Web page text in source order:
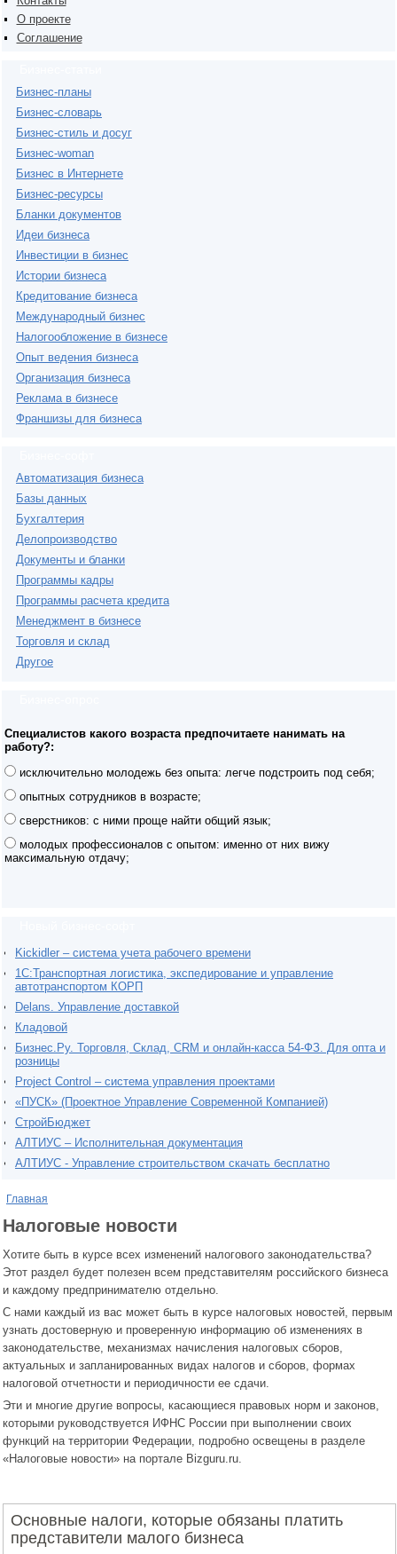
О проекте
Соглашение
Бизнес-планы
Бизнес-словарь
Бизнес-стиль и досуг
Бизнес-woman
Бизнес в Интернете
Бизнес-ресурсы
Бланки документов
Идеи бизнеса
Инвестиции в бизнес
Истории бизнеса
Кредитование бизнеса
Международный бизнес
Налогообложение в бизнесе
Опыт ведения бизнеса
Организация бизнеса
Реклама в бизнесе
Франшизы для бизнеса
Автоматизация бизнеса
Базы данных
Бухгалтерия
Делопроизводство
Документы и бланки
Программы кадры
Программы расчета кредита
Менеджмент в бизнесе
Торговля и склад
Другое
Специалистов какого возраста предпочитаете нанимать на
работу?:
исключительно молодежь без опыта: легче подстроить под себя;
опытных сотрудников в возрасте;
сверстников: с ними проще найти общий язык;
молодых профессионалов с опытом: именно от них вижу
максимальную отдачу;
Kickidler – система учета рабочего времени
1С:Транспортная логистика, экспедирование и управление
автотранспортом КОРП
Delans. Управление доставкой
Кладовой
Бизнес.Ру. Торговля, Склад, CRM и онлайн-касса 54-ФЗ. Для опта и
розницы
Project Сontrol – система управления проектами
«ПУСК» (Проектное Управление Современной Компанией)
СтройБюджет
АЛТИУС – Исполнительная документация
АЛТИУС - Управление строительством скачать бесплатно
Главная
Налоговые новости
Хотите быть в курсе всех изменений налогового законодательства?
Этот раздел будет полезен всем представителям российского бизнеса
и каждому предпринимателю отдельно.
С нами каждый из вас может быть в курсе налоговых новостей, первым
узнать достоверную и проверенную информацию об изменениях в
законодательстве, механизмах начисления налоговых сборов,
актуальных и запланированных видах налогов и сборов, формах
налоговой отчетности и периодичности ее сдачи.
Эти и многие другие вопросы, касающиеся правовых норм и законов,
которыми руководствуется ИФНС России при выполнении своих
функций на территории Федерации, подробно освещены в разделе
«Налоговые новости» на портале Bizguru.ru.
Основные налоги, которые обязаны платить
представители малого бизнеса